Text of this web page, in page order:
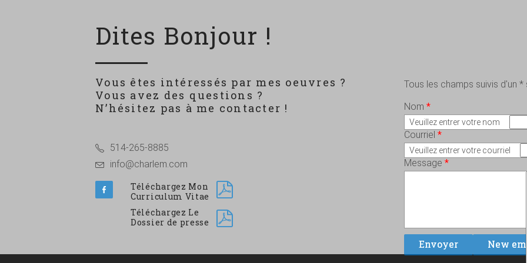
Dites Bonjour !
Vous êtes intéressés par mes oeuvres ?
Vous avez des questions ?
N’hésitez pas à me contacter !
514-265-8885
info@charlem.com
Téléchargez Mon
Curriculum Vitae
Téléchargez Le
Dossier de presse
Tous les champs suivis d'un *
Nom *
Veuillez entrer votre nom
Courriel *
Veuillez entrer votre courriel
Message *